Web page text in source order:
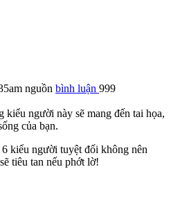
nguồn bình luận 999
người này sẽ mang đến tai họa,
của bạn.